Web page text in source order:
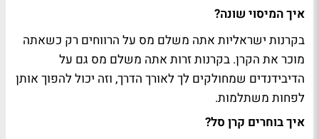
איך המיסוי שונה?
בקרנות ישראליות אתה משלם מס על הרווחים רק כשאתה
מוכר את הקרן. בקרנות זרות אתה משלם מס גם על
הדיבידנדים שמחולקים לך לאורך הדרך, וזה יכול להפוך אותן
לפחות משתלמות.
איך בוחרים קרן סל?